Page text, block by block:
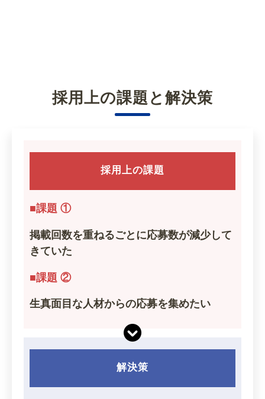
採用上の課題と解決策
採用上の課題
■課題 ①
掲載回数を重ねるごとに応募数が減少して
きていた
■課題 ②
生真面目な人材からの応募を集めたい
解決策